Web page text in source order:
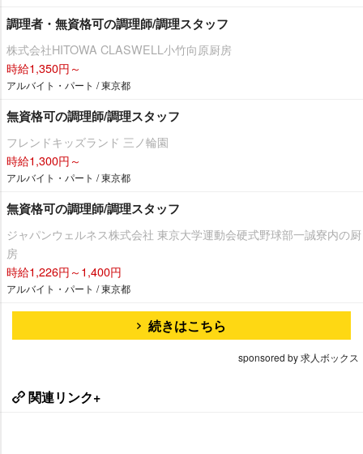
調理者・無資格可の調理師/調理スタッフ
株式会社HITOWA CLASWELL小竹向原厨房
時給1,350円～
アルバイト・パート / 東京都
無資格可の調理師/調理スタッフ
フレンドキッズランド 三ノ輪園
時給1,300円～
アルバイト・パート / 東京都
無資格可の調理師/調理スタッフ
ジャパンウェルネス株式会社 東京大学運動会硬式野球部一誠寮内の厨
房
時給1,226円～1,400円
アルバイト・パート / 東京都
続きはこちら
sponsored by 求人ボックス
関連リンク+